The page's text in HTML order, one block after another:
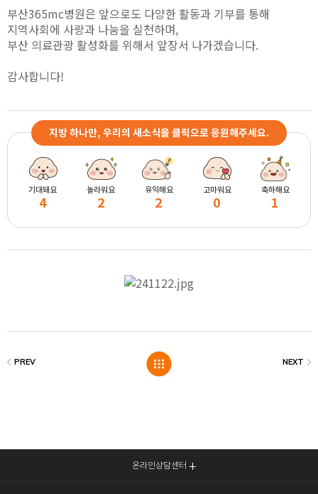
부산365mc병원은 앞으로도 다양한 활동과 기부를 통해
지역사회에 사랑과 나눔을 실천하며,
부산 의료관광 활성화를 위해서 앞장서 나가겠습니다.
감사합니다!
지방 하나만, 우리의 새소식을 클릭으로 응원해주세요.
기대돼요
4
놀라워요
2
유익해요
2
고마워요
0
축하해요
1
온라인상담센터